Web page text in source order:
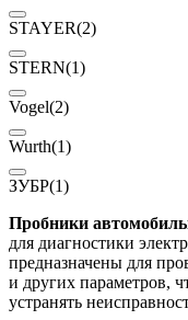
STAYER(2)
STERN(1)
Vogel(2)
Wurth(1)
ЗУБР(1)
Пробники
для диагностики
предназначены для
и других параметров,
устранять